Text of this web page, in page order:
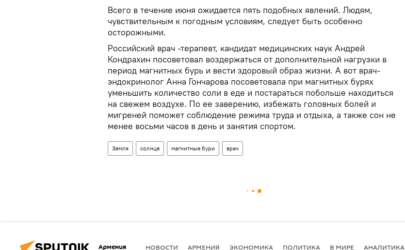
Всего в течение июня ожидается пять подобных явлений. Людям,
чувствительным к погодным условиям, следует быть особенно
осторожными.
Российский врач -терапевт, кандидат медицинских наук Андрей
Кондрахин посоветовал воздержаться от дополнительной нагрузки в
период магнитных бурь и вести здоровый образ жизни. А вот врач-
эндокринолог Анна Гончарова посоветовала при магнитных бурях
уменьшить количество соли в еде и постараться побольше находиться
на свежем воздухе. По ее заверению, избежать головных болей и
мигреней поможет соблюдение режима труда и отдыха, а также сон не
менее восьми часов в день и занятия спортом.
Земля солнце магнитные бури врач
Армения НОВОСТИ АРМЕНИЯ ЭКОНОМИКА ПОЛИТИКА В МИРЕ АНАЛИТИКА